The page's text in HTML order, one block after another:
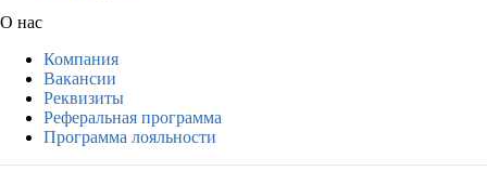
О нас
Компания
Вакансии
Реквизиты
Реферальная программа
Программа лояльности